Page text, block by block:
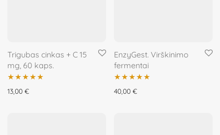
Trigubas cinkas + C 15
mg, 60 kaps.
Įvertinimas:
13,00 €
EnzyGest. Virškinimo
fermentai
Įvertinimas:
40,00 €